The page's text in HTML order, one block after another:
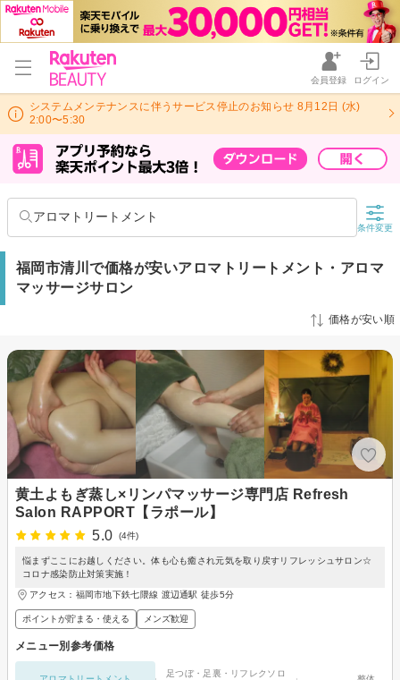
会員登録 ログイン
システムメンテナンスに伴うサービス停止のお知らせ 8月12日 (水)
2:00〜5:30
アロマトリートメント
条件変更
福岡市清川で価格が安いアロマトリートメント・アロマ
マッサージサロン
価格が安い順
黄土よもぎ蒸し×リンパマッサージ専門店 Refresh
Salon RAPPORT【ラポール】
5.0
(4件)
悩まずここにお越しください。体も心も癒され元気を取り戻すリフレッシュサロン☆
コロナ感染防止対策実施！
アクセス：福岡市地下鉄七隈線 渡辺通駅 徒歩5分
ポイントが貯まる・使える メンズ歓迎
メニュー別参考価格
足つぼ・足裏・リフレクソロ